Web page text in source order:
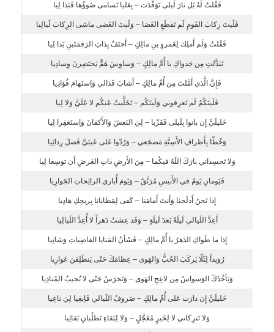
فَقُلتُ لَهُ بَل نارَ لَيلى تَوَقَّدَت – بِعَليا تَسامى ضَوؤُها فَبَدا لِيا
فَلَيتَ رِكابَ القَومِ لَم تَقطَعِ الغَضا – وَلَيتَ الغَضى ماشى الرِكابَ لَيالِيا
فَقُلتُ وَلَم أَملِك لِعَمروِ بنِ مالِكٍ – أَحتَفٌ بِذاتِ الرَقمَتَينِ بَدا لِيا
تَبَدَّلتِ مِن جَدواكِ يا أُمَّ مالِكٍ – وَساوِسَ هَمٍّ يَحتَضِرنَ وِسادِيا
فَإِنَّ الَّذي أَمَّلتَ مِن أُمِّ مالِكٍ – أَشابَ قَذالي وَاِستَهامَ فُؤادِيا
فَلَيتَكُمُ لَم تَعرِفوني وَلَيتَكُم – تَخَلَّيتُ عَنكُم لا عَلَيَّ وَلا لِيا
خَليلَيَّ إِن بانوا بِلَيلى فَقَرِّبا – لِيَ النَعشَ وَالأَكفانَ وَاِستَغفِرا لِيا
وَخُطّا بِأَطرافِ الأَسِنَّةِ مَضجَعي – وَرُدّوا عَلى عَينَيَّ فَضلَ رِدائِيا
وَلا تَحسِداني بارَكَ اللَهُ فيكُما – مِنَ الأَرضِ ذاتِ العَرضِ أَن توسِعا لِيا
فَيَومانِ يَومٌ في الأَنيسِ مُرَنَّقٌ – وَيَومَ أُباري الرائِحاتِ الجَوارِيا
إِذا نَحنُ أَدلَجنا وَأَنتَ أَمامَنا – كَفى لِمَطايانا بِريحِكِ هادِيا
أَعِدَّ اللَيالي لَيلَةً بَعدَ لَيلَةٍ – وَقَد عِشتُ دَهراً لا أُعِدَّ اللَيالِيا
إِذا ما طَواكِ الدَهرُ يا أُمَّ مالِكٍ – فَشَأنُ المَنايا القاضِياتِ وَشانِيا
رُوَيداً لِئَلّا يَركَبَ الحُبُّ وَالهَوى – عِظامَكَ حَتّى يَنطَلِقنَ عَوارِيا
وَيَأخُذَكَ الوَسواسُ مِن لاعِجِ الهَوى – وَتَخرَسُ حَتّى لا تُجيبُ المُنادِيا
خَليلَيَّ إِن دارَت عَلى أُمِّ مالِكٍ – صَروفُ اللَيالي فَاِبغِيا لِيَ ناعِيا
وَلا تَترِكاني لا لِخَيرٍ مُعَجَّلٍ – وَلا لِبَقاءٍ تَطلُبانِ بَقائِيا